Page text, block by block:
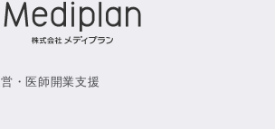
・医師開業支援